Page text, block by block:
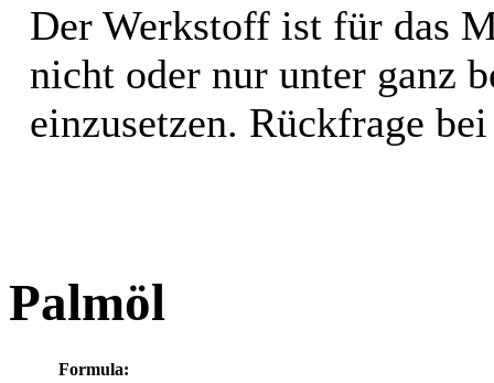
Der Werkstoff ist für das
nicht oder nur unter ganz
einzusetzen. Rückfrage
Palmöl
Formula: